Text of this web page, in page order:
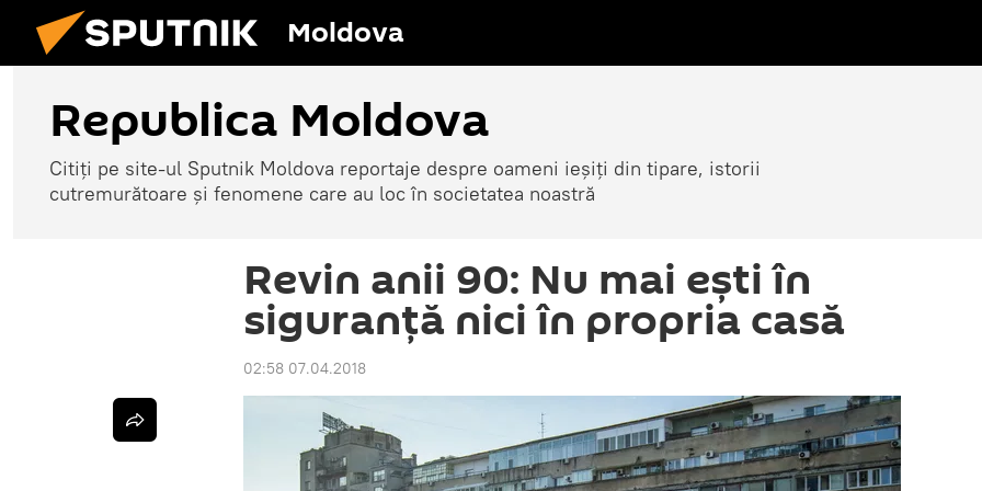
Moldova
Republica Moldova
Citiți pe site-ul Sputnik Moldova reportaje despre oameni ieșiți din tipare, istorii
cutremurătoare și fenomene care au loc în societatea noastră
Revin anii 90: Nu mai ești în
siguranță nici în propria casă
02:58 07.04.2018